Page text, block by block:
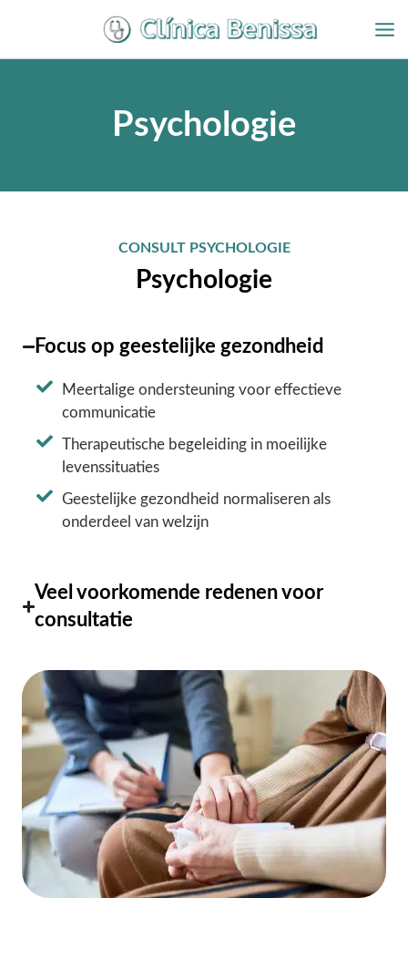
inhoud
Psychologie
CONSULT PSYCHOLOGIE
Psychologie
Focus op geestelijke gezondheid
Meertalige ondersteuning voor effectieve
communicatie
Therapeutische begeleiding in moeilijke
levenssituaties
Geestelijke gezondheid normaliseren als
onderdeel van welzijn
Veel voorkomende redenen voor
consultatie